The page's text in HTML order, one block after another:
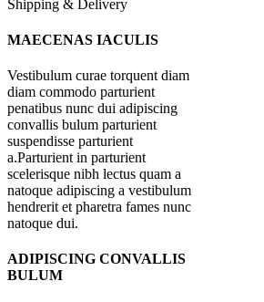
Shipping & Delivery
MAECENAS IACULIS
Vestibulum curae torquent diam
diam commodo parturient
penatibus nunc dui adipiscing
convallis bulum parturient
suspendisse parturient
a.Parturient in parturient
scelerisque nibh lectus quam a
natoque adipiscing a vestibulum
hendrerit et pharetra fames nunc
natoque dui.
ADIPISCING CONVALLIS
BULUM